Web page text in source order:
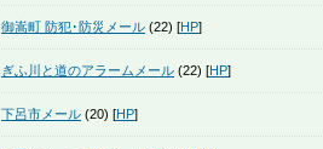
御嵩町 防犯･防災メール (22) [HP]
ぎふ川と道のアラームメール (22) [HP]
下呂市メール (20) [HP]